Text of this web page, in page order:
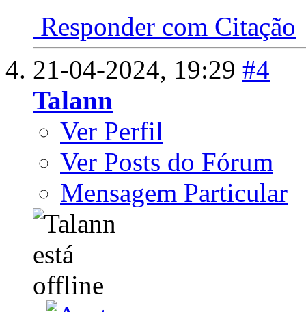
Responder com Citação
21-04-2024, 19:29 #4
Talann
Ver Perfil
Ver Posts do Fórum
Mensagem Particular